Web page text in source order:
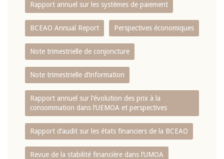
Rapport annuel sur les systèmes de paiement
BCEAO Annual Report Perspectives économiques
Note trimestrielle de conjoncture
Note trimestrielle d‘information
Rapport annuel sur l‘évolution des prix à la
consommation dans l‘UEMOA et perspectives
Rapport d‘audit sur les états financiers de la BCEAO
Revue de la stabilité financière dans l‘UMOA